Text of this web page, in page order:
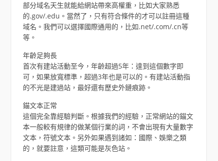
部分域名天生就能給網站帶來高權重，比如大家熟悉
的.gov/.edu。當然了，只有符合條件的才可以註冊這種
域名。我們可以選擇國際通用的，比如.net/.com/.cn等
等。
年齡足夠長
首次有建站活動至今，年齡超過5年：達到這個數字即
可，如果放寬標準，超過3年也是可以的。有建站活動指
的不光是建過站，最好還有歷史外鏈痕跡。
錨文本正常
這個完全靠經驗判斷。根據我們的經驗，正常網站的錨文
本一般較有規律的做某個行業的詞，不會出現有大量數字
文本，符號文本。另外如果遇到諸如：國際、娛樂之類
的，就要註意，這類可能是灰色站。